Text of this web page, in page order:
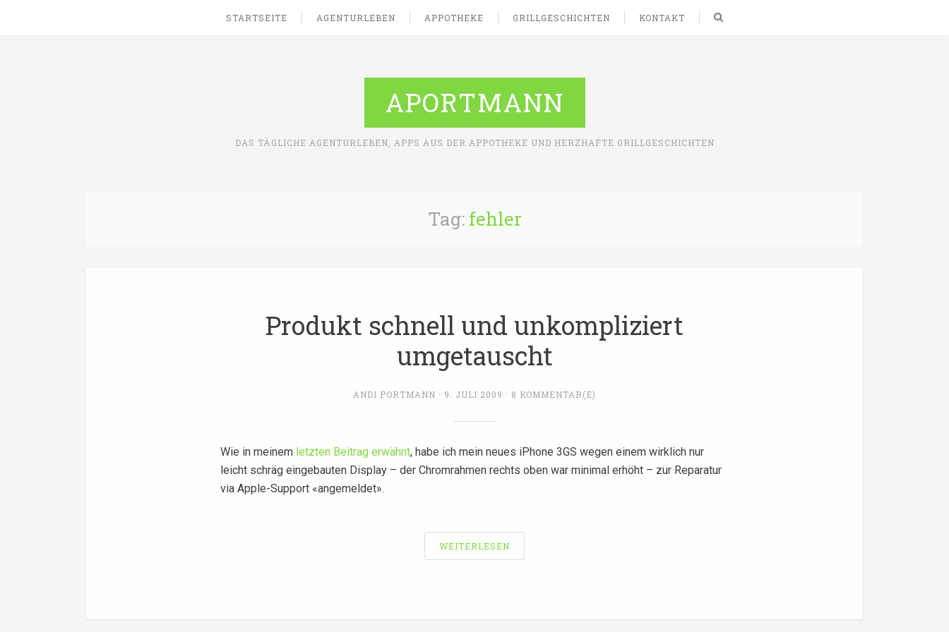
STARTSEITE AGENTURLEBEN APPOTHEKE GRILLGESCHICHTEN KONTAKT
APORTMANN
DAS TÄGLICHE AGENTURLEBEN, APPS AUS DER APPOTHEKE UND HERZHAFTE GRILLGESCHICHTEN
Tag: fehler
Produkt schnell und unkompliziert
umgetauscht
ANDI PORTMANN 9. JULI 2009 8 KOMMENTAR(E)
Wie in meinem letzten Beitrag erwähnt, habe ich mein neues iPhone 3GS wegen einem wirklich nur
leicht schräg eingebauten Display – der Chromrahmen rechts oben war minimal erhöht – zur Reparatur
via Apple-Support «angemeldet».
WEITERLESEN